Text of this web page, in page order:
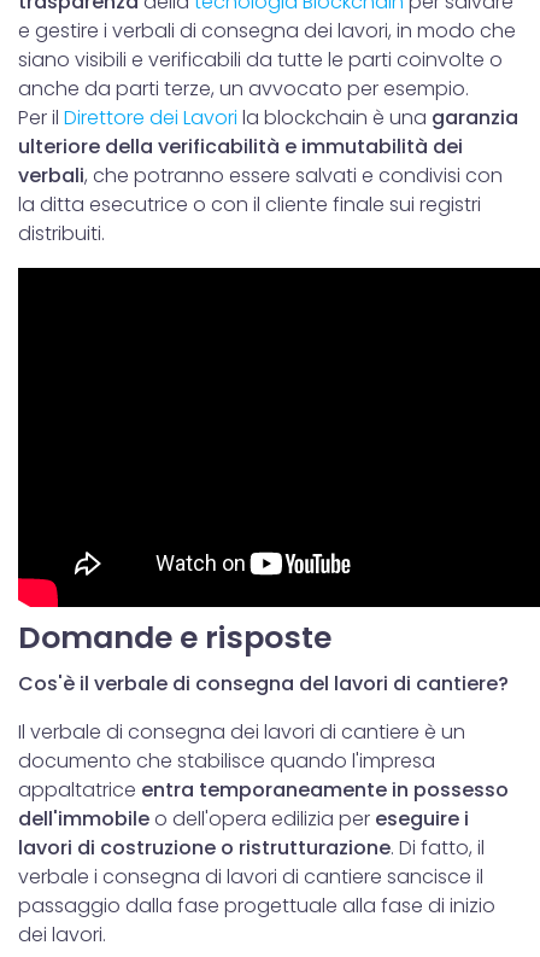
e gestire i verbali di consegna dei lavori, in modo che
siano visibili e verificabili da tutte le parti coinvolte o
anche da parti terze, un avvocato per esempio.
Per il Direttore dei Lavori la blockchain è una garanzia
ulteriore della verificabilità e immutabilità dei
verbali, che potranno essere salvati e condivisi con
la ditta esecutrice o con il cliente finale sui registri
distribuiti.
Domande e risposte
Cos'è il verbale di consegna del lavori di cantiere?
Il verbale di consegna dei lavori di cantiere è un
documento che stabilisce quando l'impresa
appaltatrice entra temporaneamente in possesso
dell'immobileo dell'opera edilizia per eseguire i
lavori di costruzione o ristrutturazione. Di fatto, il
verbale i consegna di lavori di cantiere sancisce il
passaggio dalla fase progettuale alla fase di inizio
dei lavori.